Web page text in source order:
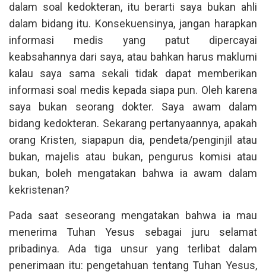
dalam soal kedokteran, itu berarti saya bukan ahli
dalam bidang itu. Konsekuensinya, jangan harapkan
informasi medis yang patut dipercayai
keabsahannya dari saya, atau bahkan harus maklumi
kalau saya sama sekali tidak dapat memberikan
informasi soal medis kepada siapa pun. Oleh karena
saya bukan seorang dokter. Saya awam dalam
bidang kedokteran. Sekarang pertanyaannya, apakah
orang Kristen, siapapun dia, pendeta/penginjil atau
bukan, majelis atau bukan, pengurus komisi atau
bukan, boleh mengatakan bahwa ia awam dalam
kekristenan?
Pada saat seseorang mengatakan bahwa ia mau
menerima Tuhan Yesus sebagai juru selamat
pribadinya. Ada tiga unsur yang terlibat dalam
penerimaan itu: pengetahuan tentang Tuhan Yesus,